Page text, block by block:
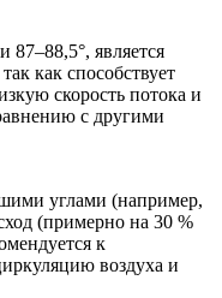
87–88,5°, является
как способствует
скорость потока и
с другими
углами (например,
(примерно на 30 %
к
воздуха и